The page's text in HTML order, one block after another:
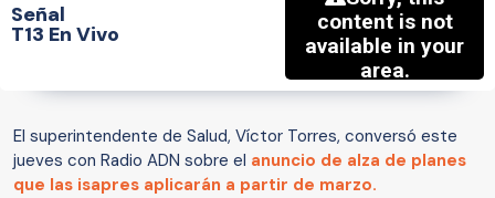
Señal
T13 En Vivo
El superintendente de Salud, Víctor Torres, conversó este
jueves con Radio ADN sobre el anuncio de alza de planes
que las isapres aplicarán a partir de marzo.